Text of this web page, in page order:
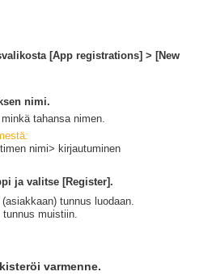
[App registrations] > [New
nimi.
tahansa nimen.
nimi> kirjautuminen
ja valitse [Register].
tunnus luodaan.
tunnus muistiin.
varmenne.